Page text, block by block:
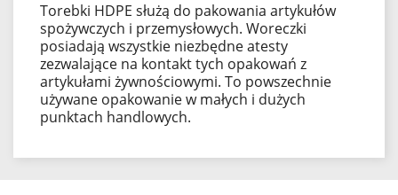
Torebki HDPE służą do pakowania artykułów
spożywczych i przemysłowych. Woreczki
posiadają wszystkie niezbędne atesty
zezwalające na kontakt tych opakowań z
artykułami żywnościowymi. To powszechnie
używane opakowanie w małych i dużych
punktach handlowych.